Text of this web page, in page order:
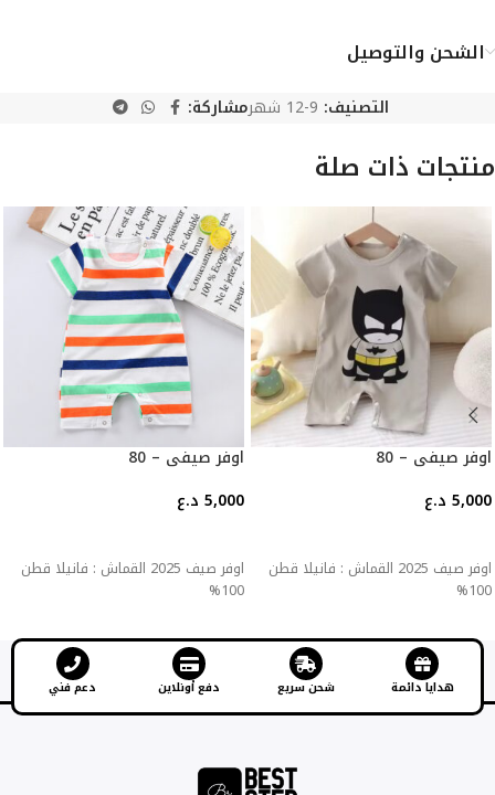
الشحن والتوصيل
التصنيف: 9-12 شهر مشاركة:
منتجات ذات صلة
اوفر صيفي – 80
5,000 د.ع
اوفر صيف 2025 القماش : فانيلا قطن
100%
اوفر صيفي – 80
5,000 د.ع
اوفر صيف 2025 القماش : فانيلا قطن
100%
هدايا دائمة شحن سريع دفع أونلاين دعم فني